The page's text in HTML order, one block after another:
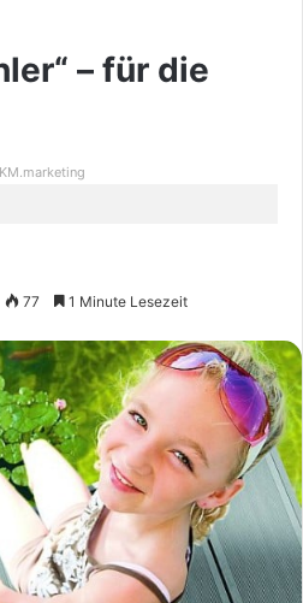
– für die
77 1 Minute Lesezeit